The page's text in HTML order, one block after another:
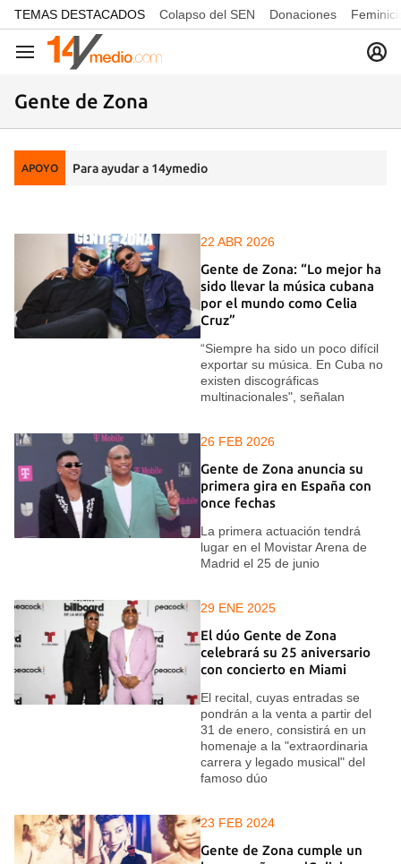
common.go-to-content
TEMAS DESTACADOS Colapso del SEN Donaciones
Navegación
Gente de Zona
APOYO Para ayudar a 14ymedio
22 ABR 2026
Gente de Zona: “Lo mejor ha
sido llevar la música cubana
por el mundo como Celia
Cruz”
“Siempre ha sido un poco difícil
exportar su música. En Cuba no
existen discográficas
multinacionales", señalan
26 FEB 2026
Gente de Zona anuncia su
primera gira en España con
once fechas
La primera actuación tendrá
lugar en el Movistar Arena de
Madrid el 25 de junio
29 ENE 2025
El dúo Gente de Zona
celebrará su 25 aniversario
con concierto en Miami
El recital, cuyas entradas se
pondrán a la venta a partir del
31 de enero, consistirá en un
homenaje a la "extraordinaria
carrera y legado musical" del
famoso dúo
23 FEB 2024
Gente de Zona cumple un